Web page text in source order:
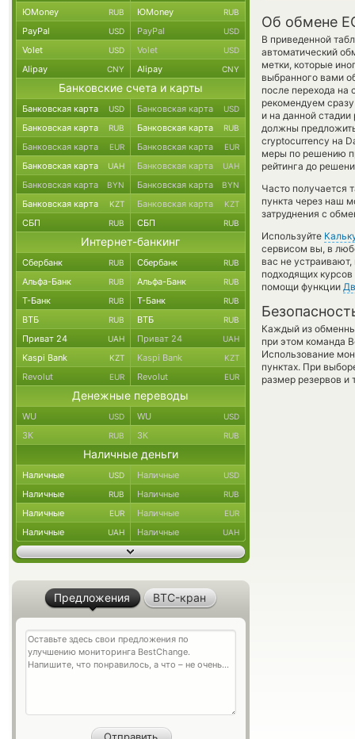
Об обмене
В приведенной
автоматический
метки, которые
выбранного вами
после перехода на
рекомендуем
и на данной
должны
cryptocurrency на
меры по решению
рейтинга до
Часто получается
пункта через наш
затруднения с
Используйте
сервисом вы, в
вас не
подходящих
помощи функции
Каждый из
при этом команда
Использование
пунктах. При
размер резервов и
ЮMoney RUB ЮMoney RUB
PayPal USD PayPal USD
Volet USD Volet USD
Alipay CNY Alipay CNY
Банковские счета и карты
Банковская карта USD Банковская карта USD
Банковская карта RUB Банковская карта RUB
Банковская карта EUR Банковская карта EUR
Банковская карта UAH Банковская карта UAH
Банковская карта BYN Банковская карта BYN
Банковская карта KZT Банковская карта KZT
СБП RUB СБП RUB
Интернет-банкинг
Сбербанк RUB Сбербанк RUB
Альфа-Банк RUB Альфа-Банк RUB
Т-Банк RUB Т-Банк RUB
ВТБ RUB ВТБ RUB
Приват 24 UAH Приват 24 UAH
Kaspi Bank KZT Kaspi Bank KZT
Revolut EUR Revolut EUR
Денежные переводы
WU USD WU USD
ЗК RUB ЗК RUB
Наличные деньги
Наличные USD Наличные USD
Наличные RUB Наличные RUB
Наличные EUR Наличные EUR
Наличные UAH Наличные UAH
Предложения BTC-кран